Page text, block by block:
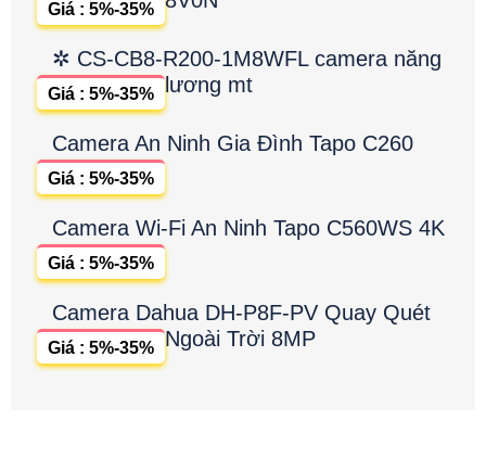
Giá : 5%-35%
✲ CS-CB8-R200-1M8WFL camera năng
lương mt
Giá : 5%-35%
Camera An Ninh Gia Đình Tapo C260
Giá : 5%-35%
Camera Wi-Fi An Ninh Tapo C560WS 4K
Giá : 5%-35%
Camera Dahua DH-P8F-PV Quay Quét
Ngoài Trời 8MP
Giá : 5%-35%